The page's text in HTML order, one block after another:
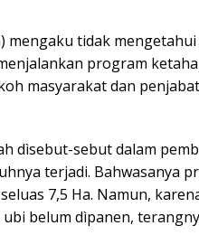
mengaku tidak
program
masyarakat dan
dìsebut-sebut dalam
terjadi. Bahwasanya
7,5 Ha. Namun,
belum dìpanen,